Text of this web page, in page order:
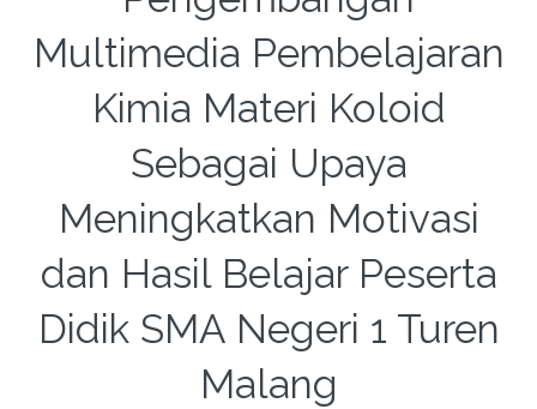
Multimedia Pembelajaran
Kimia Materi Koloid
Sebagai Upaya
Meningkatkan Motivasi
dan Hasil Belajar Peserta
Didik SMA Negeri 1 Turen
Malang